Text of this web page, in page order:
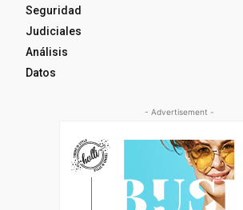
Seguridad
Judiciales
Análisis
Datos
- Advertisement -